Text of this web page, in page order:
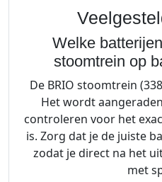
Welke
stoomtrein op
De BRIO stoomtrein
Het wordt
controleren voor het
is. Zorg dat je de juiste
zodat je direct na het
met